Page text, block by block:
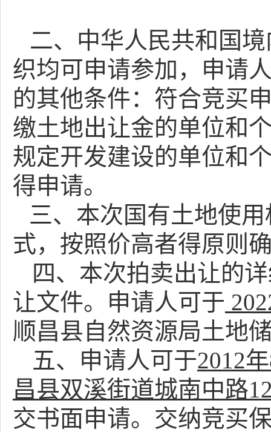
二、 中华人民共和国
织均可申请参加，申请
的其他条件：符合竞买
缴土地出让金的单位和
规定开发建设的单位和
得申请。
三、本次国有土地使
式，按照价高者得原则
四、本次拍卖出让的
让文件。申请人可于
顺昌县自然资源局土地
五、申请人可于2012
昌县双溪街道城南中路
交书面申请。交纳竞买